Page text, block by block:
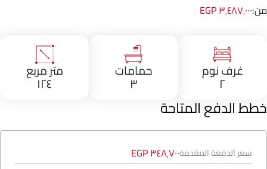
من:٣٬٤٨٧٬٠٠٠ EGP
غرف نوم
٢
حمامات
٣
متر مربع
١٢٤
خطط الدفع المتاحة
سعر الدفعة المقدمة٣٤٨٬٧٠٠ EGP